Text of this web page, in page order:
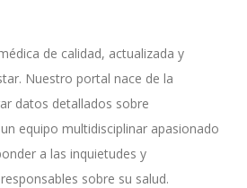
de calidad, actualizada y
Nuestro portal nace de la
datos detallados sobre
equipo multidisciplinar apasionado
a las inquietudes y
sobre su salud.